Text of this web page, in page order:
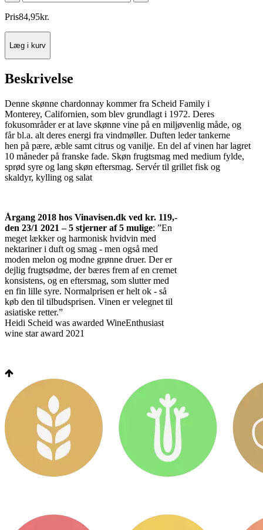
Pris84,95kr.
Læg i kurv
Beskrivelse
Denne skønne chardonnay kommer fra Scheid Family i
Monterey, Californien, som blev grundlagt i 1972. Deres
fokusområder er at lave skønne vine på en miljøvenlig måde, og
får bl.a. alt deres energi fra vindmøller. Duften leder tankerne
hen på pære, æble samt citrus og vanilje. En del af vinen har lagret
10 måneder på franske fade. Skøn frugtsmag med medium fylde,
sprød syre og lang skøn eftersmag. Servér til grillet fisk og
skaldyr, kylling og salat
Årgang 2018 hos Vinavisen.dk ved kr. 119,-
den 23/1 2021 – 5 stjerner af 5 mulige: ”En
meget lækker og harmonisk hvidvin med
nektariner i duft og smag - men også med
moden melon og modne grønne druer. Der er
dejlig frugtsødme, der bæres frem af en cremet
konsistens, og en eftersmag, som slutter med
en fin lille syre. Normalprisen er helt ok - så
køb den til tilbudsprisen. Vinen er velegnet til
asiatiske retter.”
Heidi Scheid was awarded WineEnthusiast
wine star award 2021